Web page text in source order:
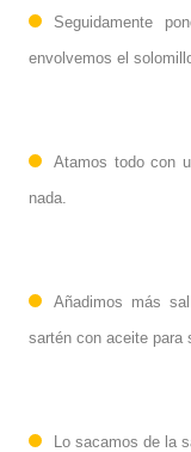
Seguidamente
envolvemos el
Atamos todo con
nada.
Añadimos más
sartén con aceite para
Lo sacamos de la